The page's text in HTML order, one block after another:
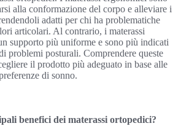
alla conformazione del corpo e alleviare i
adatti per chi ha problematiche
articolari. Al contrario, i materassi
supporto più uniforme e sono più indicati
problemi posturali. Comprendere queste
il prodotto più adeguato in base alle
di sonno.
benefici dei materassi ortopedici?